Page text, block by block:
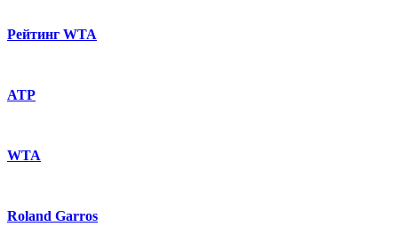
Рейтинг WTA
ATP
WTA
Roland Garros